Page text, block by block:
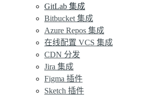
GitLab 集成
Bitbucket 集成
Azure Repos 集成
在线配置 VCS 集成
CDN 分发
Jira 集成
Figma 插件
Sketch 插件